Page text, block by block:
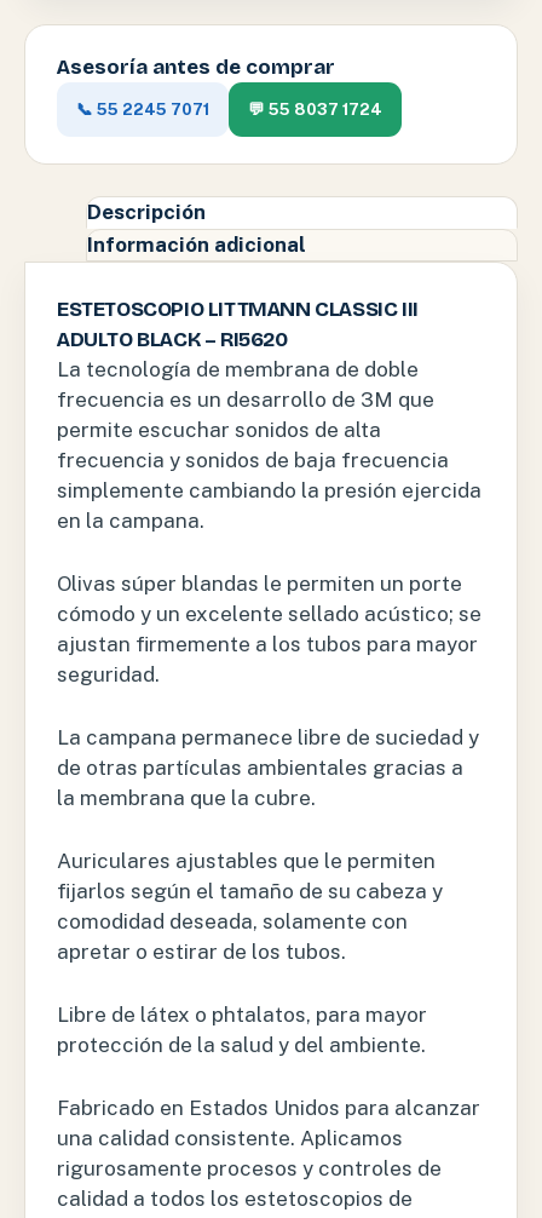
Asesoría antes de comprar
📞 55 2245 7071 💬 55 8037 1724
Descripción
Información adicional
ESTETOSCOPIO LITTMANN CLASSIC III
ADULTO BLACK – RI5620
La tecnología de membrana de doble
frecuencia es un desarrollo de 3M que
permite escuchar sonidos de alta
frecuencia y sonidos de baja frecuencia
simplemente cambiando la presión ejercida
en la campana.
Olivas súper blandas le permiten un porte
cómodo y un excelente sellado acústico; se
ajustan firmemente a los tubos para mayor
seguridad.
La campana permanece libre de suciedad y
de otras partículas ambientales gracias a
la membrana que la cubre.
Auriculares ajustables que le permiten
fijarlos según el tamaño de su cabeza y
comodidad deseada, solamente con
apretar o estirar de los tubos.
Libre de látex o phtalatos, para mayor
protección de la salud y del ambiente.
Fabricado en Estados Unidos para alcanzar
una calidad consistente. Aplicamos
rigurosamente procesos y controles de
calidad a todos los estetoscopios de